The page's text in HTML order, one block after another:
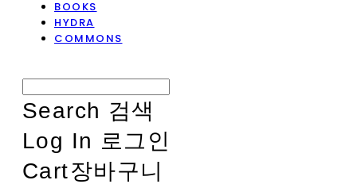
BOOKS
HYDRA
COMMONS
Search 검색
Log In 로그인
Cart장바구니